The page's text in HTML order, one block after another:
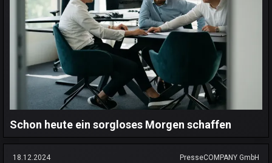
Schon heute ein sorgloses Morgen schaffen
18.12.2024 PresseCOMPANY GmbH